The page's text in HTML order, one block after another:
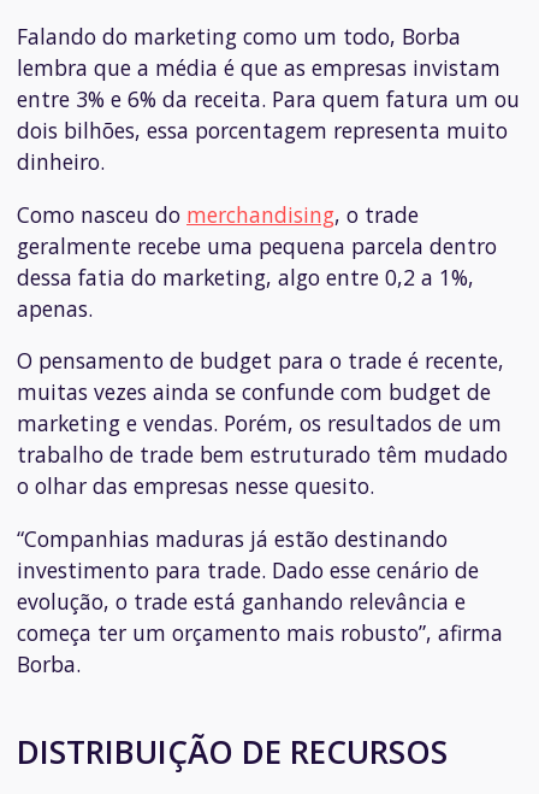
Falando do marketing como um todo, Borba
lembra que a média é que as empresas invistam
entre 3% e 6% da receita. Para quem fatura um ou
dois bilhões, essa porcentagem representa muito
dinheiro.
Como nasceu do merchandising, o trade
geralmente recebe uma pequena parcela dentro
dessa fatia do marketing, algo entre 0,2 a 1%,
apenas.
O pensamento de budget para o trade é recente,
muitas vezes ainda se confunde com budget de
marketing e vendas. Porém, os resultados de um
trabalho de trade bem estruturado têm mudado
o olhar das empresas nesse quesito.
“Companhias maduras já estão destinando
investimento para trade. Dado esse cenário de
evolução, o trade está ganhando relevância e
começa ter um orçamento mais robusto”, afirma
Borba.
DISTRIBUIÇÃO DE RECURSOS